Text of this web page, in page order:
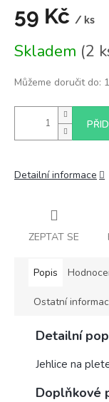
59 Kč / ks
cena:
Skladem (2
Můžeme doručit do:
Detailní informace
ZEPTAT SE
Popis
Ostatní
Detailní
Jehlice na
Doplňkové